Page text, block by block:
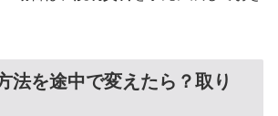
法を途中で変えたら？取り